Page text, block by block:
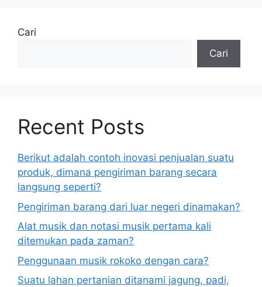
Cari
Cari
Recent Posts
Berikut adalah contoh inovasi penjualan suatu
produk, dimana pengiriman barang secara
langsung seperti?
Pengiriman barang dari luar negeri dinamakan?
Alat musik dan notasi musik pertama kali
ditemukan pada zaman?
Penggunaan musik rokoko dengan cara?
Suatu lahan pertanian ditanami jagung, padi,